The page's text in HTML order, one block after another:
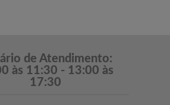
de Atendimento:
às 11:30 - 13:00 às
17:30